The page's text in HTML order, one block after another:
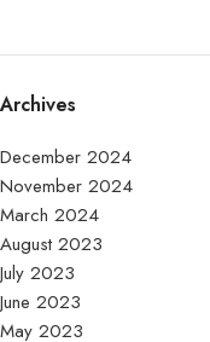
Archives
December 2024
November 2024
March 2024
August 2023
July 2023
June 2023
May 2023